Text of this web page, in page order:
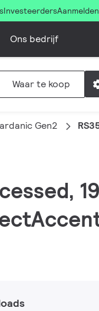
Investeerders
Ons bedrijf
Waar te koop
Gen2